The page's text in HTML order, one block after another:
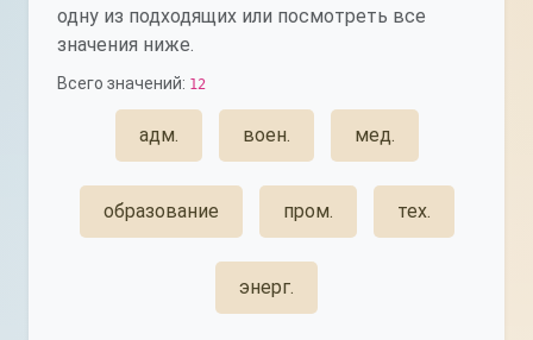
одну из подходящих или посмотреть все
значения ниже.
Всего значений: 12
адм. воен. мед.
образование пром. тех.
энерг.